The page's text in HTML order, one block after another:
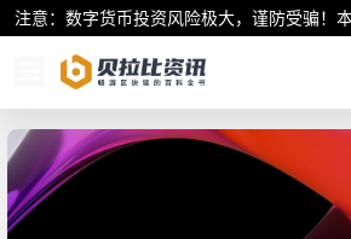
注意：数字货币投资风险极大，谨防受骗！